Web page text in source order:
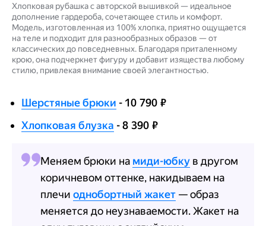
Хлопковая рубашка с авторской вышивкой — идеальное
дополнение гардероба, сочетающее стиль и комфорт.
Модель, изготовленная из 100% хлопка, приятно ощущается
на теле и подходит для разнообразных образов — от
классических до повседневных. Благодаря приталенному
крою, она подчеркнет фигуру и добавит изящества любому
стилю, привлекая внимание своей элегантностью.
Шерстяные брюки - 10 790 ₽
Хлопковая блузка - 8 390 ₽
Меняем брюки на миди-юбку в другом
коричневом оттенке, накидываем на
плечи однобортный жакет — образ
меняется до неузнаваемости. Жакет на